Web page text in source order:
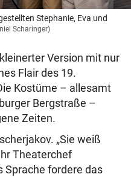
Stephanie, Eva und
Scharinger)
Version mit nur
Flair des 19.
Kostüme – allesamt
Bergstraße –
Zeiten.
„Sie weiß
Theaterchef
Sprache fordere das